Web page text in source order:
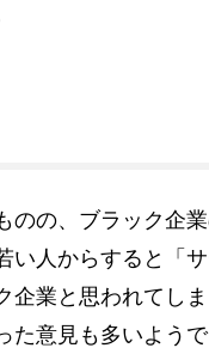
のの、ブラック企
い人からすると「
企業と思われてし
た意見も多いよう